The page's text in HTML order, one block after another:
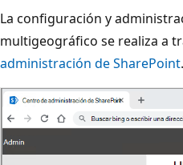
La configuración y
multigeográfico se realiza a
administración de SharePoint.